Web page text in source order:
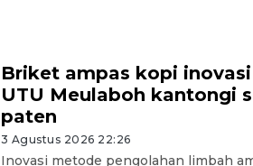
Briket ampas kopi
UTU Meulaboh kantongi
paten
3 Agustus 2026 22:26
Inovasi metode pengolahan limbah